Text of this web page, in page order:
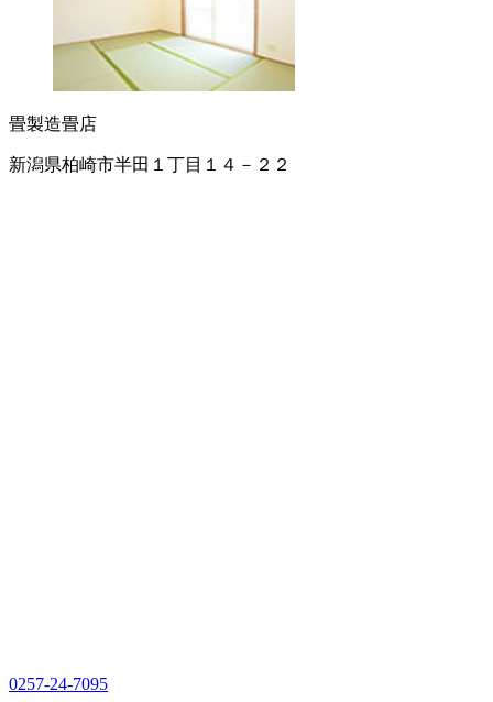
畳製造畳店
新潟県柏崎市半田１丁目１４－２２
0257-24-7095